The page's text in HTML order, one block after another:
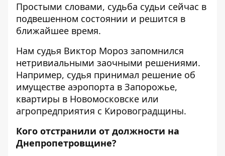
Простыми словами, судьба судьи сейчас в
подвешенном состоянии и решится в
ближайшее время.
Нам судья Виктор Мороз запомнился
нетривиальными заочными решениями.
Например, судья принимал решение об
имуществе аэропорта в Запорожье,
квартиры в Новомосковске или
агропредприятия с Кировоградщины.
Кого отстранили от должности на
Днепропетровщине?